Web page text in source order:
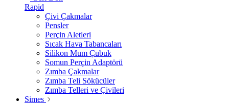
Rapid
Çivi Çakmalar
Pensler
Perçin Aletleri
Sıcak Hava Tabancaları
Silikon Mum Çubuk
Somun Perçin Adaptörü
Zımba Çakmalar
Zımba Teli Sökücüler
Zımba Telleri ve Çivileri
Simes